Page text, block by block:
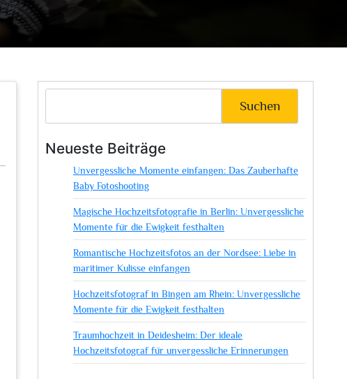
Suchen
Neueste Beiträge
Unvergessliche Momente einfangen: Das Zauberhafte
Baby Fotoshooting
Magische Hochzeitsfotografie in Berlin: Unvergessliche
Momente für die Ewigkeit festhalten
Romantische Hochzeitsfotos an der Nordsee: Liebe in
maritimer Kulisse einfangen
Hochzeitsfotograf in Bingen am Rhein: Unvergessliche
Momente für die Ewigkeit festhalten
Traumhochzeit in Deidesheim: Der ideale
Hochzeitsfotograf für unvergessliche Erinnerungen